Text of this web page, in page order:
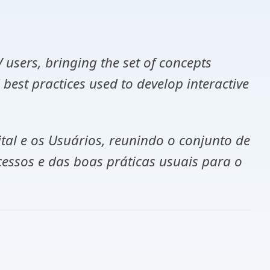
bringing the set of concepts
practices used to develop interactive
e os Usuários, reunindo o conjunto de
e das boas práticas usuais para o